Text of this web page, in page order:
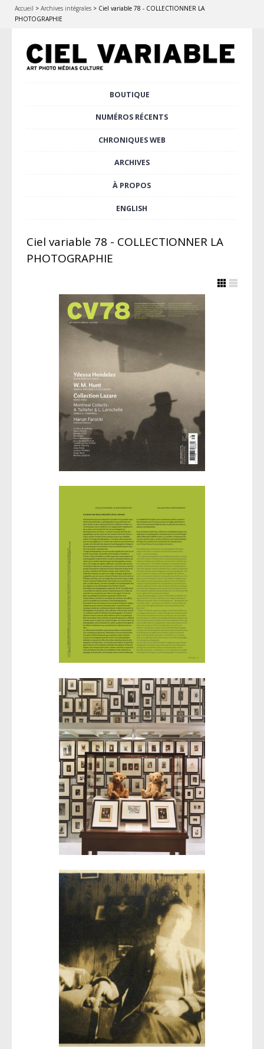
Accueil > Archives intégrales > Ciel variable 78 - COLLECTIONNER LA
PHOTOGRAPHIE
BOUTIQUE
NUMÉROS RÉCENTS
CHRONIQUES WEB
ARCHIVES
À PROPOS
ENGLISH
Ciel variable 78 - COLLECTIONNER LA
PHOTOGRAPHIE